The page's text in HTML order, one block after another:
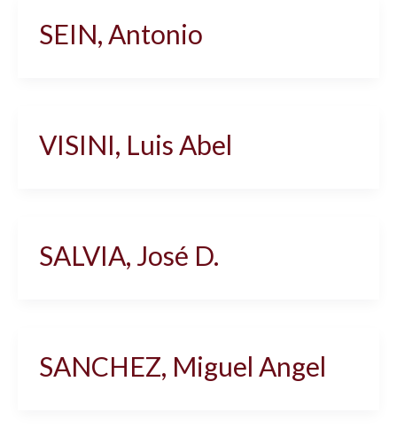
SEIN, Antonio
VISINI, Luis Abel
SALVIA, José D.
SANCHEZ, Miguel Angel